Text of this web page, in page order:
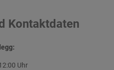
Kontaktdaten
Uhr